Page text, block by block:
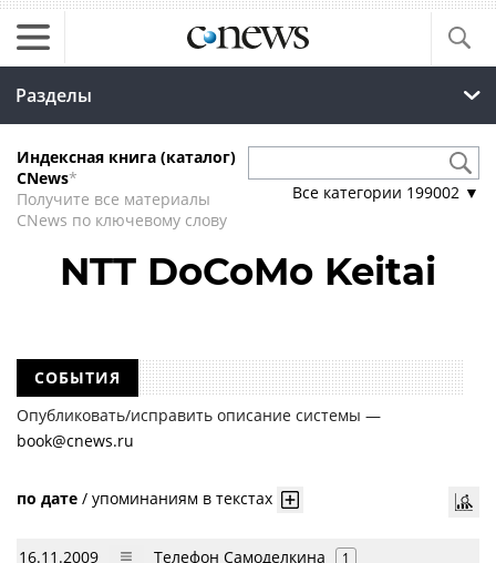
Разделы
Индексная книга (каталог)
CNews*
Получите все материалы
CNews по ключевому слову
Все категории 199002 ▼
NTT DoCoMo Keitai
СОБЫТИЯ
Опубликовать/исправить описание системы —
book@cnews.ru
по дате / упоминаниям в текстах
16.11.2009 Телефон Самоделкина 1